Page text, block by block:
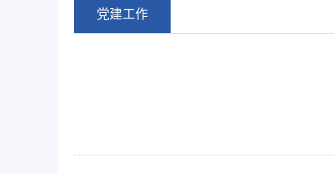
党建工作